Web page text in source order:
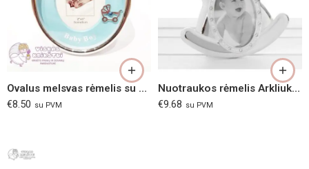
Ovalus melsvas rėmelis su vežimėliu
€8.50 su PVM
Nuotraukos rėmelis Arkliukas
€9.68 su PVM